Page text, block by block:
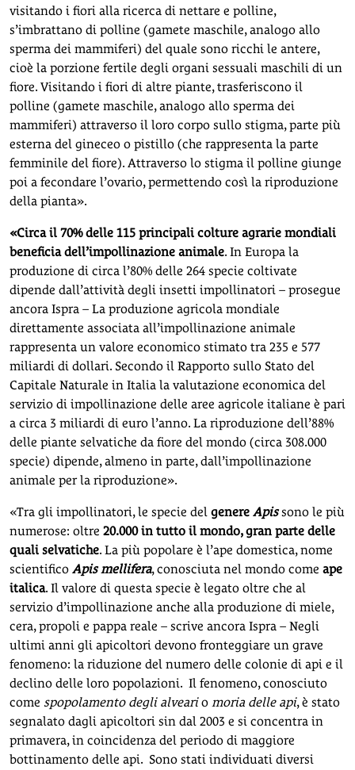
visitando i fiori alla ricerca di nettare e polline,
s’imbrattano di polline (gamete maschile, analogo allo
sperma dei mammiferi) del quale sono ricchi le antere,
cioè la porzione fertile degli organi sessuali maschili di un
fiore. Visitando i fiori di altre piante, trasferiscono il
polline (gamete maschile, analogo allo sperma dei
mammiferi) attraverso il loro corpo sullo stigma, parte più
esterna del gineceo o pistillo (che rappresenta la parte
femminile del fiore). Attraverso lo stigma il polline giunge
poi a fecondare l’ovario, permettendo così la riproduzione
della pianta».
«Circa il 70% delle 115 principali colture agrarie mondiali
beneficia dell’impollinazione animale. In Europa la
produzione di circa l’80% delle 264 specie coltivate
dipende dall’attività degli insetti impollinatori – prosegue
ancora Ispra – La produzione agricola mondiale
direttamente associata all’impollinazione animale
rappresenta un valore economico stimato tra 235 e 577
miliardi di dollari. Secondo il Rapporto sullo Stato del
Capitale Naturale in Italia la valutazione economica del
servizio di impollinazione delle aree agricole italiane è pari
a circa 3 miliardi di euro l’anno. La riproduzione dell’88%
delle piante selvatiche da fiore del mondo (circa 308.000
specie) dipende, almeno in parte, dall’impollinazione
animale per la riproduzione».
«Tra gli impollinatori, le specie del genere Apissono le più
numerose: oltre 20.000 in tutto il mondo, gran parte delle
quali selvatiche. La più popolare è l’ape domestica, nome
scientifico Apis mellifera, conosciuta nel mondo come ape
italica. Il valore di questa specie è legato oltre che al
servizio d’impollinazione anche alla produzione di miele,
cera, propoli e pappa reale – scrive ancora Ispra – Negli
ultimi anni gli apicoltori devono fronteggiare un grave
fenomeno: la riduzione del numero delle colonie di api e il
declino delle loro popolazioni. Il fenomeno, conosciuto
come spopolamento degli alveario moria delle api, è stato
segnalato dagli apicoltori sin dal 2003 e si concentra in
primavera, in coincidenza del periodo di maggiore
bottinamento delle api. Sono stati individuati diversi